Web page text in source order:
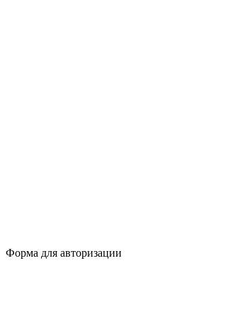
Форма для авторизации